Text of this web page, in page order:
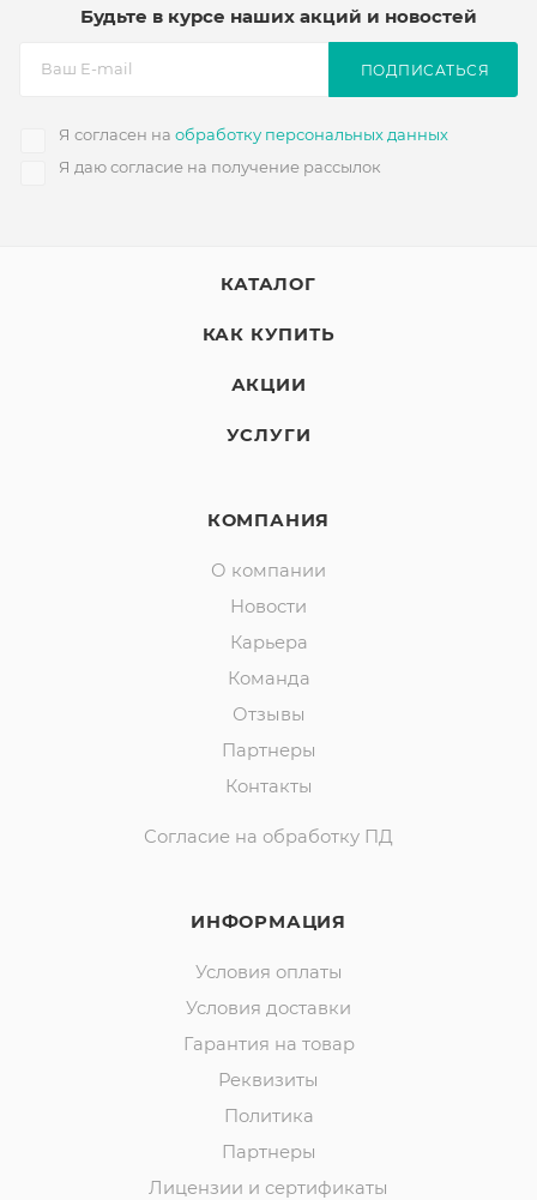
Будьте в курсе наших акций и новостей
Я согласен на обработку персональных данных
Я даю согласие на получение рассылок
ПОДПИСАТЬСЯ
КАТАЛОГ
КАК КУПИТЬ
АКЦИИ
УСЛУГИ
КОМПАНИЯ
О компании
Новости
Карьера
Команда
Отзывы
Партнеры
Контакты
Согласие на обработку ПД
ИНФОРМАЦИЯ
Условия оплаты
Условия доставки
Гарантия на товар
Реквизиты
Политика
Партнеры
Лицензии и сертификаты